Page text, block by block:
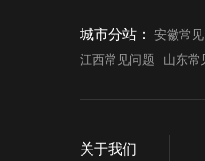
城市分站： 安徽常
江西常见问题
山东常
关于我们